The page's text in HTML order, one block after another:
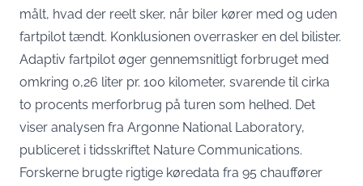
målt, hvad der reelt sker, når biler kører med og uden
fartpilot tændt. Konklusionen overrasker en del bilister.
Adaptiv fartpilot øger gennemsnitligt forbruget med
omkring 0,26 liter pr. 100 kilometer, svarende til cirka
to procents merforbrug på turen som helhed. Det
viser analysen fra Argonne National Laboratory,
publiceret i tidsskriftet Nature Communications.
Forskerne brugte rigtige køredata fra 95 chauffører